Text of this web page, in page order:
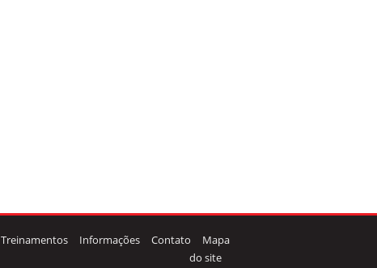
Treinamentos Informações Contato
Mapa
do site